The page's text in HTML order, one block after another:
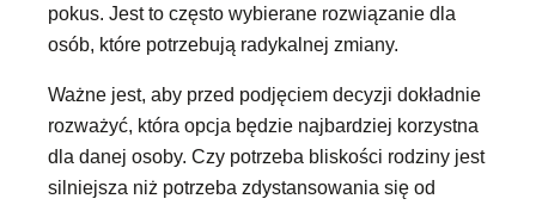
pokus. Jest to często wybierane rozwiązanie dla
osób, które potrzebują radykalnej zmiany.
Ważne jest, aby przed podjęciem decyzji dokładnie
rozważyć, która opcja będzie najbardziej korzystna
dla danej osoby. Czy potrzeba bliskości rodziny jest
silniejsza niż potrzeba zdystansowania się od